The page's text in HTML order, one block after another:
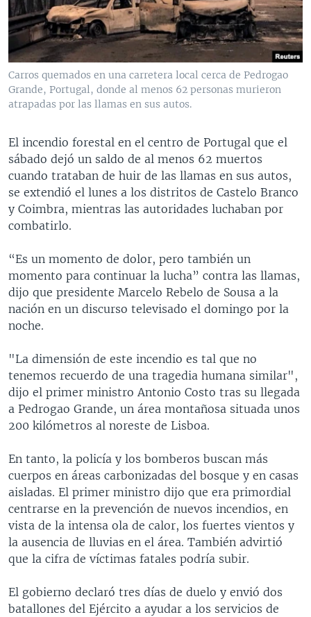
VENEZUELA
BRASIL
NICARAGUA
ECONOMÍA
ENTRETENIMIENTO Y CULTURA
TECNOLOGÍA
DEPORTES
CIENCIA Y SALUD
MULTIMEDIA
VIDEOS
FOTOGRAFÍA
AUDIOS
PROGRAMAS TV
EL MUNDO AL DÍA
FORO INTERAMERICANO
VISIÓN 360
LAS CLAVES
PANORAMA
RADIO
AVANCE INFORMATIVO
AUDIONOTICIAS
BUENOS DÍAS AMÉRICA
ESTADOS UNIDOS AL DÍA
EL MUNDO AL DÍA [RADIO]
FORO [RADIO]
NOTA ECONÓMICA
ENTRETENIMIENTO
DIRECT
DOCUMENTALES DE LA VOA
Learning English
Carros quemados en una carretera local cerca de Pedrogao
Grande, Portugal, donde al menos 62 personas murieron
atrapadas por las llamas en sus autos.
El incendio forestal en el centro de Portugal que el
sábado dejó un saldo de al menos 62 muertos
cuando trataban de huir de las llamas en sus autos,
se extendió el lunes a los distritos de Castelo Branco
y Coimbra, mientras las autoridades luchaban por
combatirlo.
“Es un momento de dolor, pero también un
momento para continuar la lucha” contra las llamas,
dijo que presidente Marcelo Rebelo de Sousa a la
nación en un discurso televisado el domingo por la
noche.
"La dimensión de este incendio es tal que no
tenemos recuerdo de una tragedia humana similar",
dijo el primer ministro Antonio Costo tras su llegada
a Pedrogao Grande, un área montañosa situada unos
200 kilómetros al noreste de Lisboa.
En tanto, la policía y los bomberos buscan más
cuerpos en áreas carbonizadas del bosque y en casas
aisladas. El primer ministro dijo que era primordial
centrarse en la prevención de nuevos incendios, en
vista de la intensa ola de calor, los fuertes vientos y
la ausencia de lluvias en el área. También advirtió
que la cifra de víctimas fatales podría subir.
El gobierno declaró tres días de duelo y envió dos
batallones del Ejército a ayudar a los servicios de